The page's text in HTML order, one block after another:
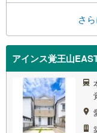
さ
アインス覚王山